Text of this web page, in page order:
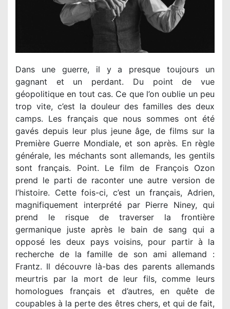
Dans une guerre, il y a presque toujours un
gagnant et un perdant. Du point de vue
géopolitique en tout cas. Ce que l’on oublie un peu
trop vite, c’est la douleur des familles des deux
camps. Les français que nous sommes ont été
gavés depuis leur plus jeune âge, de films sur la
Première Guerre Mondiale, et son après. En règle
générale, les méchants sont allemands, les gentils
sont français. Point. Le film de François Ozon
prend le parti de raconter une autre version de
l’histoire. Cette fois-ci, c’est un français, Adrien,
magnifiquement interprété par Pierre Niney, qui
prend le risque de traverser la frontière
germanique juste après le bain de sang qui a
opposé les deux pays voisins, pour partir à la
recherche de la famille de son ami allemand :
Frantz. Il découvre là-bas des parents allemands
meurtris par la mort de leur fils, comme leurs
homologues français et d’autres, en quête de
coupables à la perte des êtres chers, et qui de fait,